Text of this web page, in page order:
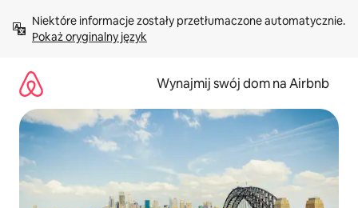
treści Pokaż oryginalny język
Wynajmij swój dom na Airbnb